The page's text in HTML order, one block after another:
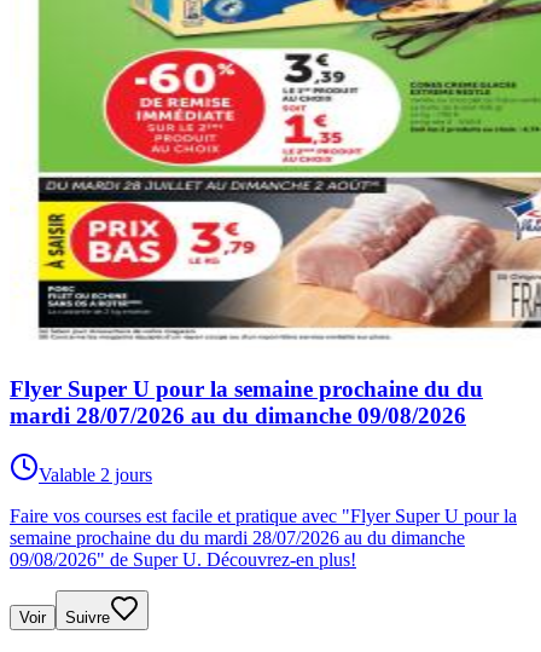
Flyer Super U pour la semaine prochaine du du
mardi 28/07/2026 au du dimanche 09/08/2026
Valable 2 jours
Faire vos courses est facile et pratique avec "Flyer Super U pour la
semaine prochaine du du mardi 28/07/2026 au du dimanche
09/08/2026" de Super U. Découvrez-en plus!
Voir Suivre